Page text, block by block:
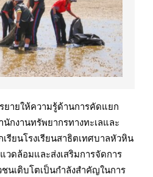
ยายให้ความรู้ด้านการคัดแยก
กงานทรัพยากรทางทะเลและ
รียนโรงเรียนสาธิตเทศบาลหัวหิน
วดล้อมและส่งเสริมการจัดการ
ชนเติบโตเป็นกำลังสำคัญในการ